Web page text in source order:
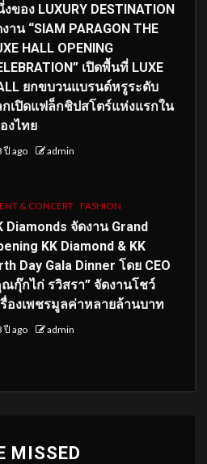
ของ LUXURY DESTINATION
าน “SIAM PARAGON THE
HALL OPENING
เปิดพื้นที่ LUXE
ยกขบวนแบรนด์หรูระดับ
เปิดแฟล็กชิปสโตร์แห่งแรกใน
งไทย
ปี ago admin
& CONCERT FASHION
Diamonds จัดงาน Grand
KK Diamond & KK
Day Gala Dinner โดย CEO
ณกุ๊กไก่ รวิสรา” จัดงานโชว์
รื่องเพชรมูลค่าหลายล้านบาท
ปี ago admin
MISSED